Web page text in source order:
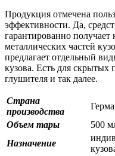
Продукция отмечена
эффективности. Да,
гарантированно
металлических частей
предлагает отдельный
кузова. Есть для скрытых
глушителя и так далее.
Страна
производства
Объем тары
500
Назначение